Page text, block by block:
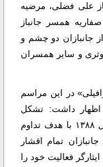
علی فضلی، مرضیه
همسر جانباز
جانبازان دو چشم و
و سایر همسران
در این مراسم
اظهار داشت: تشکل
همسران جانبازان دفاع مقدس «کوثر» از آذر سال ۱۳۸۸ با هدف تداوم
تمام اقشار
فعالیت خود را